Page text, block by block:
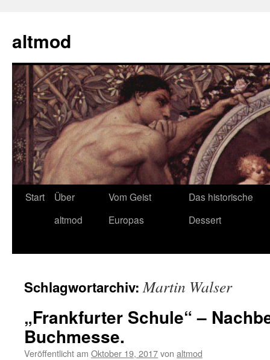
springen
altmod
Start
Über
altmod
Vom Geist
Europas
Das historische
Dessert
Schlagwortarchiv:Martin Walser
„Frankfurter Schule“ –
Buchmesse.
Veröffentlicht am Oktober 19, 2017von altmod